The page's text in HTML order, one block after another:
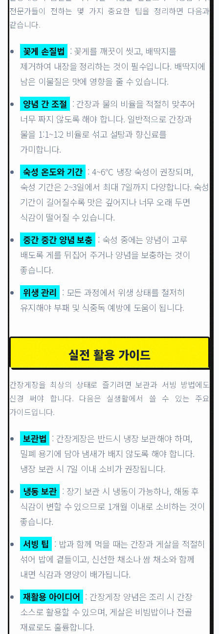
전문가들이 전하는 몇 가지 중요한 팁을 정리하면 다음과
같습니다.
꽃게 손질법 : 꽃게를 깨끗이 씻고, 배딱지를
제거하여 내장을 정리하는 것이 필수입니다. 배딱지에
남은 이물질은 맛에 영향을 줄 수 있습니다.
양념 간 조절 : 간장과 물의 비율을 적절히 맞추어
너무 짜지 않도록 해야 합니다. 일반적으로 간장과
물을 1:1~1:2 비율로 섞고 설탕과 향신료를
가미합니다.
숙성 온도와 기간 : 4~6℃ 냉장 숙성이 권장되며,
숙성 기간은 2~3일에서 최대 7일까지 다양합니다. 숙성
기간이 길어질수록 맛은 깊어지나 너무 오래 두면
식감이 떨어질 수 있습니다.
중간 중간 양념 보충 : 숙성 중에는 양념이 고루
배도록 게를 뒤집어 주거나 양념을 보충하는 것이
좋습니다.
위생 관리 : 모든 과정에서 위생 상태를 철저히
유지해야 부패 및 식중독 예방에 도움이 됩니다.
실전 활용 가이드
간장게장을 최상의 상태로 즐기려면 보관과 서빙 방법에도
신경 써야 합니다. 다음은 실생활에서 쓸 수 있는 주요
가이드입니다.
보관법 : 간장게장은 반드시 냉장 보관해야 하며,
밀폐 용기에 담아 냄새가 배지 않도록 해야 합니다.
냉장 보관 시 7일 이내 소비가 권장됩니다.
냉동 보관 : 장기 보관 시 냉동이 가능하나, 해동 후
식감이 변할 수 있으므로 1개월 이내로 소비하는 것이
좋습니다.
서빙 팁 : 밥과 함께 먹을 때는 간장과 게살을 적절히
섞어 밥에 곁들이고, 신선한 채소나 쌈 채소와 함께
내면 식감과 영양이 배가됩니다.
재활용 아이디어 : 간장게장 양념은 조리 시 간장
소스로 활용할 수 있으며, 게살은 비빔밥이나 전골
재료로도 훌륭합니다.